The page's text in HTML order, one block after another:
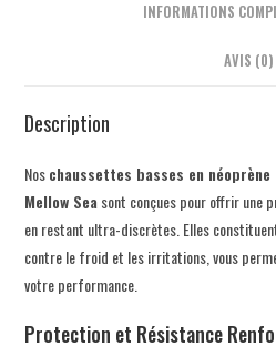
INFORMATIONS
AVIS (0)
Description
Noschaussettes basses en néoprène
Mellow Sea sont conçues pour offrir une
en restant ultra-discrètes. Elles
contre le froid et les irritations, vous
votre performance.
Protection et Résistance